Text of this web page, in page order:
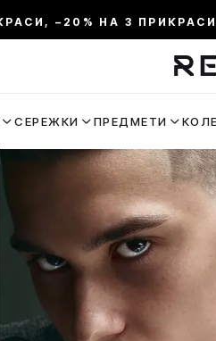
–20% НА 3
СЕРЕЖКИ ПРЕДМЕТИ